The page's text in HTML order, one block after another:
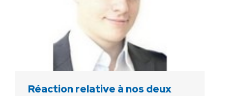
Réaction relative à nos deux